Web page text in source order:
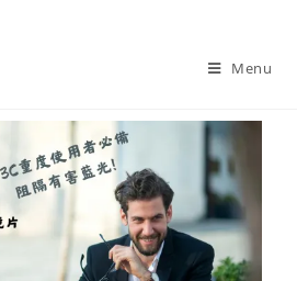
Menu